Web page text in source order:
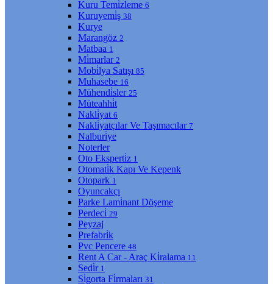
Kuru Temi̇zleme 6
Kuruyemi̇ş 38
Kurye
Marangöz 2
Matbaa 1
Mi̇marlar 2
Mobi̇lya Satışı 85
Muhasebe 16
Mühendi̇sler 25
Müteahhi̇t
Nakli̇yat 6
Nakli̇yatçılar Ve Taşımacılar 7
Nalburi̇ye
Noterler
Oto Eksperti̇z 1
Otomati̇k Kapı Ve Kepenk
Otopark 1
Oyuncakçı
Parke Lami̇nant Döşeme
Perdeci̇ 29
Peyzaj
Prefabri̇k
Pvc Pencere 48
Rent A Car - Araç Ki̇ralama 11
Sedi̇r 1
Si̇gorta Fi̇rmaları 31